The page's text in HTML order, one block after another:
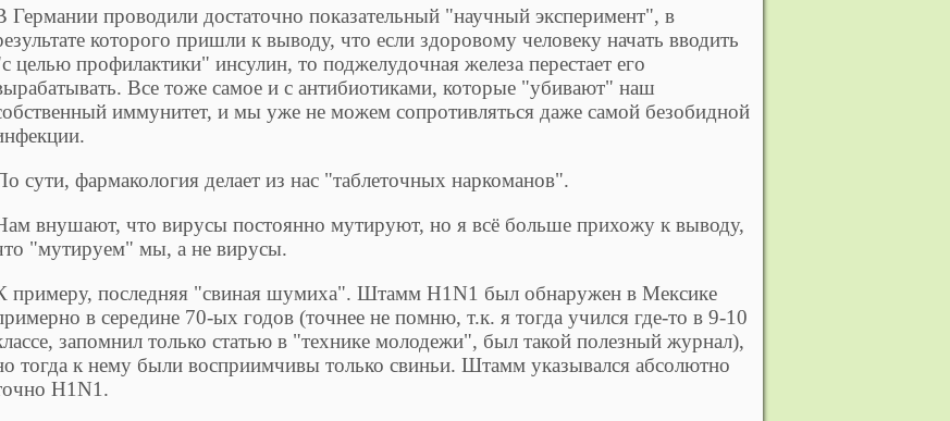
Германии проводили достаточно показательный "научный эксперимент", в
которого пришли к выводу, что если здоровому человеку начать вводить
целью профилактики" инсулин, то поджелудочная железа перестает его
Все тоже самое и с антибиотиками, которые "убивают" наш
иммунитет, и мы уже не можем сопротивляться даже самой безобидной
сути, фармакология делает из нас "таблеточных наркоманов".
внушают, что вирусы постоянно мутируют, но я всё больше прихожу к выводу,
"мутируем" мы, а не вирусы.
примеру, последняя "свиная шумиха". Штамм H1N1 был обнаружен в Мексике
в середине 70-ых годов (точнее не помню, т.к. я тогда учился где-то в 9-10
запомнил только статью в "технике молодежи", был такой полезный журнал),
тогда к нему были восприимчивы только свиньи. Штамм указывался абсолютно
H1N1.